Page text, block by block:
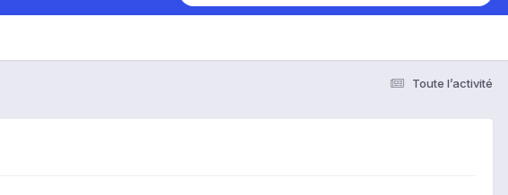
Toute l’activité